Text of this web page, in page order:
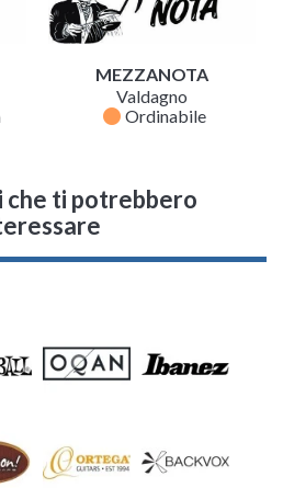
MEZZANOTA
Valdagno
fiber_manual_record Ordinabile
che ti potrebbero